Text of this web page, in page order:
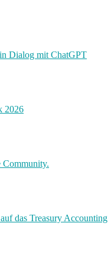
Dialog mit ChatGPT
2026
Community.
das Treasury Accounting